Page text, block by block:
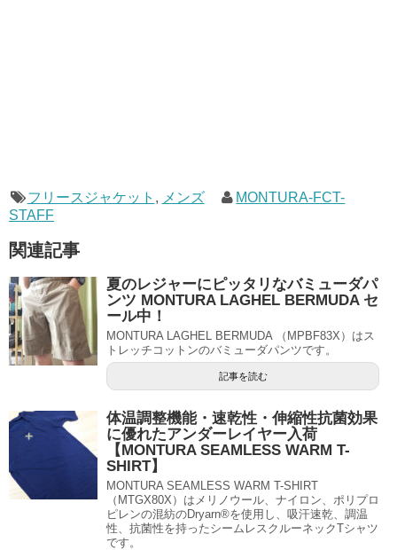
フリースジャケット , メンズ
MONTURA-FCT-
STAFF
関連記事
夏のレジャーにピッタリなバミューダパ
ンツ MONTURA LAGHEL BERMUDA セ
ール中！
MONTURA LAGHEL BERMUDA （MPBF83X）はス
トレッチコットンのバミューダパンツです。
記事を読む
体温調整機能・速乾性・伸縮性抗菌効果
に優れたアンダーレイヤー入荷
【MONTURA SEAMLESS WARM T-
SHIRT】
MONTURA SEAMLESS WARM T-SHIRT
（MTGX80X）はメリノウール、ナイロン、ポリプロ
ピレンの混紡のDryarn®を使用し、吸汗速乾、調温
性、抗菌性を持ったシームレスクルーネックTシャツ
です。